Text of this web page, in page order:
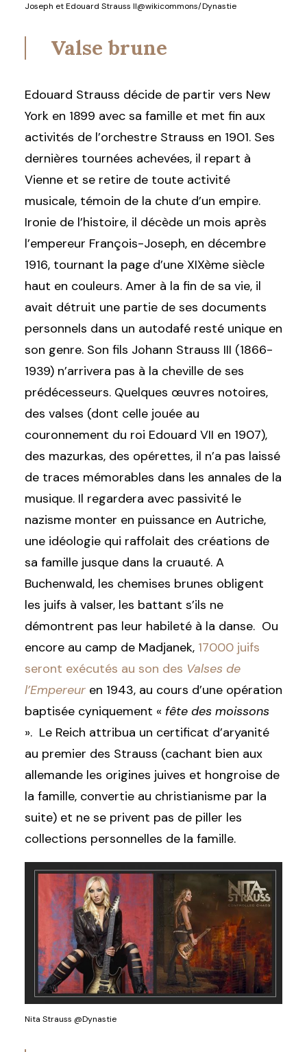
Joseph et Edouard Strauss II@wikicommons/Dynastie
Valse brune
Edouard Strauss décide de partir vers New
York en 1899 avec sa famille et met fin aux
activités de l’orchestre Strauss en 1901. Ses
dernières tournées achevées, il repart à
Vienne et se retire de toute activité
musicale, témoin de la chute d’un empire.
Ironie de l’histoire, il décède un mois après
l’empereur François-Joseph, en décembre
1916, tournant la page d’une XIXème siècle
haut en couleurs. Amer à la fin de sa vie, il
avait détruit une partie de ses documents
personnels dans un autodafé resté unique en
son genre. Son fils Johann Strauss III (1866-
1939) n’arrivera pas à la cheville de ses
prédécesseurs. Quelques œuvres notoires,
des valses (dont celle jouée au
couronnement du roi Edouard VII en 1907),
des mazurkas, des opérettes, il n’a pas laissé
de traces mémorables dans les annales de la
musique. Il regardera avec passivité le
nazisme monter en puissance en Autriche,
une idéologie qui raffolait des créations de
sa famille jusque dans la cruauté. A
Buchenwald, les chemises brunes obligent
les juifs à valser, les battant s’ils ne
démontrent pas leur habileté à la danse. Ou
encore au camp de Madjanek, 17000 juifs
seront exécutés au son des Valses de
l’Empereur en 1943, au cours d’une opération
baptisée cyniquement « fête des moissons
». Le Reich attribua un certificat d’aryanité
au premier des Strauss (cachant bien aux
allemande les origines juives et hongroise de
la famille, convertie au christianisme par la
suite) et ne se privent pas de piller les
collections personnelles de la famille.
Nita Strauss @Dynastie